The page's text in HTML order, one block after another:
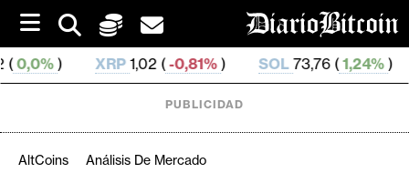
i
p
t
o
1,02 ( -0,81%) SOL73,76 ( 1,24%) TRX0,327
PUBLICIDAD
AltCoins Análisis De Mercado